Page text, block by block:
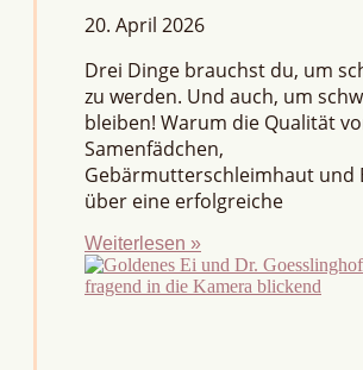
20. April 2026
Drei Dinge brauchst du, um
zu werden. Und auch, um
bleiben! Warum die Qualität
Samenfädchen,
Gebärmutterschleimhaut und
über eine erfolgreiche
Weiterlesen »